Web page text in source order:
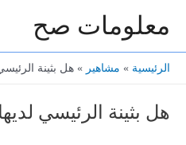
معلومات صح
الرئيسية مشاهير هل بثينة
هل بثينة الرئيسي